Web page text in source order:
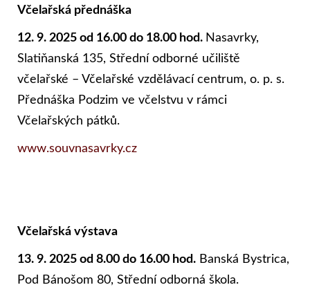
Včelařská přednáška
12. 9. 2025 od 16.00 do 18.00 hod. Nasavrky,
Slatiňanská 135, Střední odborné učiliště
včelařské – Včelařské vzdělávací centrum, o. p. s.
Přednáška Podzim ve včelstvu v rámci
Včelařských pátků.
www.souvnasavrky.cz
Včelařská výstava
13. 9. 2025 od 8.00 do 16.00 hod. Banská Bystrica,
Pod Bánošom 80, Střední odborná škola.